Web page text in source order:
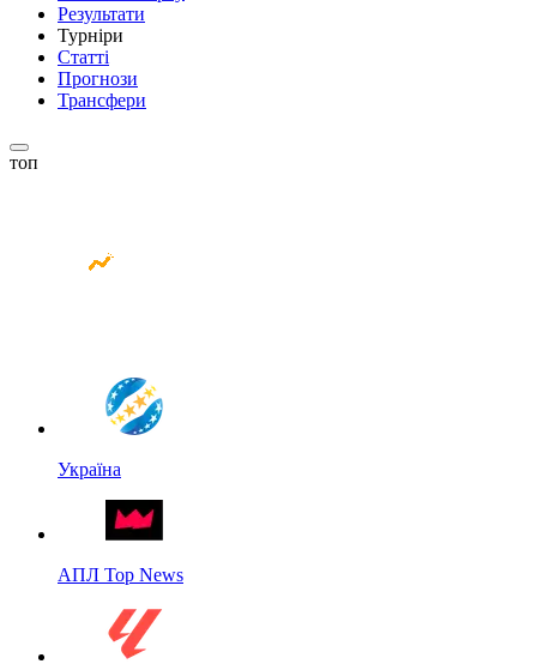
Результати
Турніри
Статті
Прогнози
Трансфери
топ
Україна
АПЛ Top News